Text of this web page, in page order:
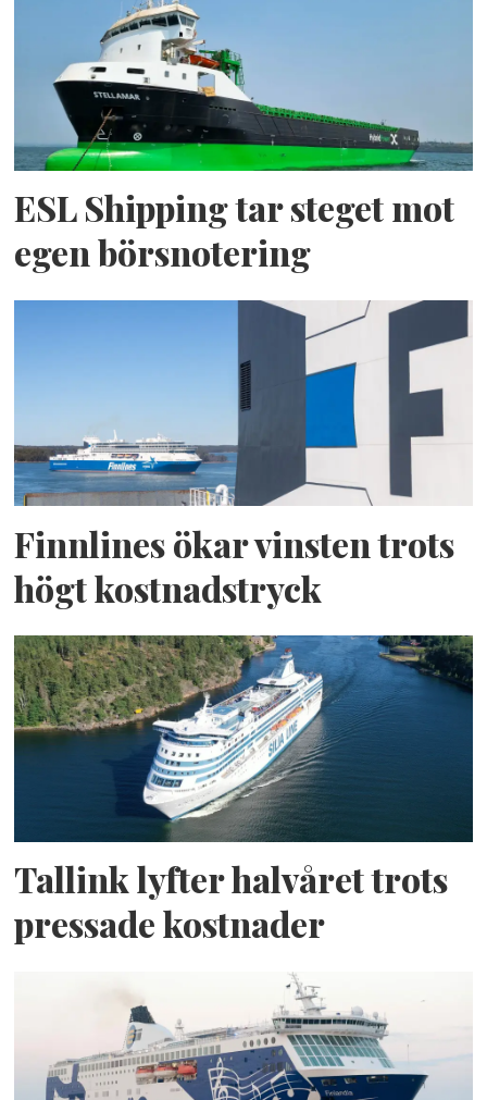
ESL Shipping tar steget mot
egen börsnotering
Finnlines ökar vinsten trots
högt kostnadstryck
Tallink lyfter halvåret trots
pressade kostnader